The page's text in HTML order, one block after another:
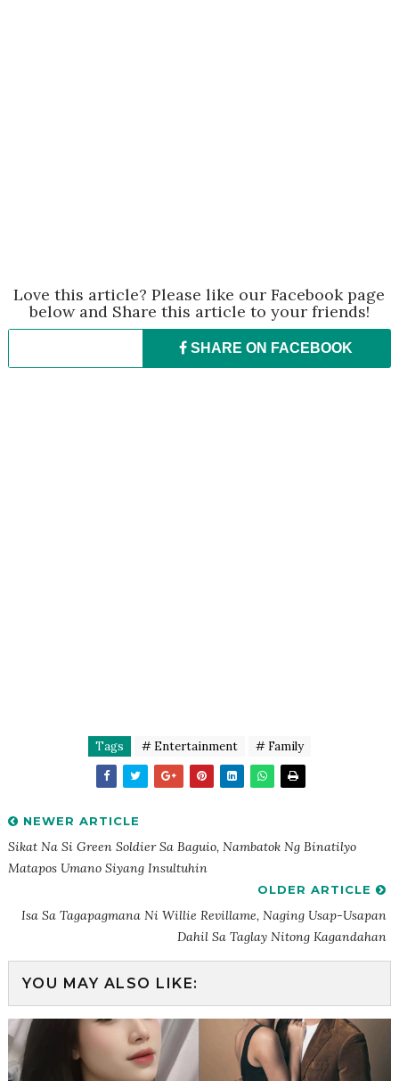
Love this article? Please like our Facebook page
below and Share this article to your friends!
SHARE ON FACEBOOK
Tags # Entertainment # Family
NEWER ARTICLE
Sikat Na Si Green Soldier Sa Baguio, Nambatok Ng Binatilyo
Matapos Umano Siyang Insultuhin
OLDER ARTICLE
Isa Sa Tagapagmana Ni Willie Revillame, Naging Usap-Usapan
Dahil Sa Taglay Nitong Kagandahan
YOU MAY ALSO LIKE: